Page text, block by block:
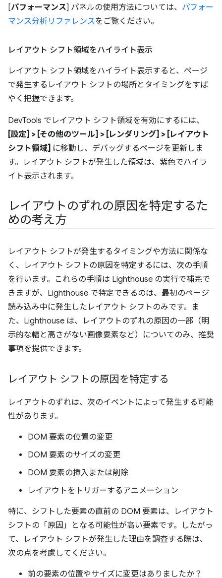
[パフォーマンス] パネルの使用方法については、 パフォー
マンス分析リファレンスをご覧ください。
レイアウト シフト領域をハイライト表示
レイアウト シフト領域をハイライト表示すると、ページ
で発生するレイアウト シフトの場所とタイミングをすば
やく把握できます。
DevTools でレイアウト シフト領域を有効にするには、
[設定] > [その他のツール] > [レンダリング] > [レイアウト
シフト領域] に移動し、デバッグするページを更新しま
す。レイアウト シフトが発生した領域は、紫色でハイラ
イト表示されます。
レイアウトのずれの原因を特定するた
めの考え方
レイアウト シフトが発生するタイミングや方法に関係な
く、レイアウト シフトの原因を特定するには、次の手順
を行います。これらの手順は Lighthouse の実行で補完で
きますが、Lighthouse で特定できるのは、最初のページ
読み込み中に発生したレイアウト シフトのみです。ま
た、Lighthouse は、レイアウトのずれの原因の一部（明
示的な幅と高さがない画像要素など）についてのみ、推奨
事項を提供できます。
レイアウト シフトの原因を特定する
レイアウトのずれは、次のイベントによって発生する可能
性があります。
DOM 要素の位置の変更
DOM 要素のサイズの変更
DOM 要素の挿入または削除
レイアウトをトリガーするアニメーション
特に、シフトした要素の直前の DOM 要素は、レイアウト
シフトの「原因」となる可能性が高い要素です。したがっ
て、レイアウト シフトが発生した理由を調査する際は、
次の点を考慮してください。
前の要素の位置やサイズに変更はありましたか？